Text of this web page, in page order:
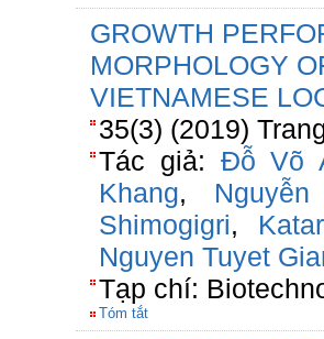
GROWTH
MORPHOLOGY
VIETNAMESE
35(3) (2019)
Tác giả: Đỗ Võ
Khang,
Shimogigri,
Nguyen Tuyet
Tạp chí:
Tóm tắt